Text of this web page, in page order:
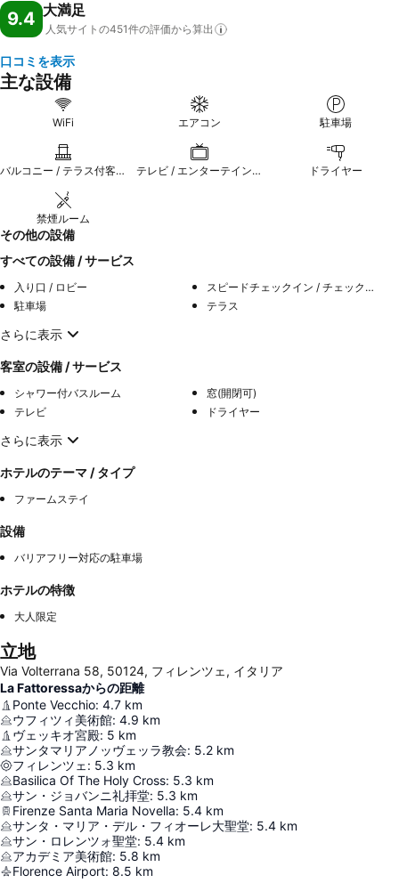
9.4 大満足
人気サイトの451件の評価から算出
口コミを表示
主な設備
WiFi エアコン 駐車場
バルコニー / テラス付客室 テレビ / エンターテインメント ドライヤー
禁煙ルーム
その他の設備
すべての設備 / サービス
入り口 / ロビー
スピードチェックイン / チェックアウト
駐車場
テラス
さらに表示
客室の設備 / サービス
シャワー付バスルーム
窓(開閉可)
テレビ
ドライヤー
さらに表示
ホテルのテーマ / タイプ
ファームステイ
設備
バリアフリー対応の駐車場
ホテルの特徴
大人限定
立地
Via Volterrana 58, 50124, フィレンツェ, イタリア
La Fattoressaからの距離
Ponte Vecchio: 4.7 km
ウフィツィ美術館: 4.9 km
ヴェッキオ宮殿: 5 km
サンタマリアノッヴェッラ教会: 5.2 km
フィレンツェ : 5.3 km
Basilica Of The Holy Cross: 5.3 km
サン・ジョバンニ礼拝堂: 5.3 km
Firenze Santa Maria Novella: 5.4 km
サンタ・マリア・デル・フィオーレ大聖堂: 5.4 km
サン・ロレンツォ聖堂: 5.4 km
アカデミア美術館: 5.8 km
Florence Airport: 8.5 km